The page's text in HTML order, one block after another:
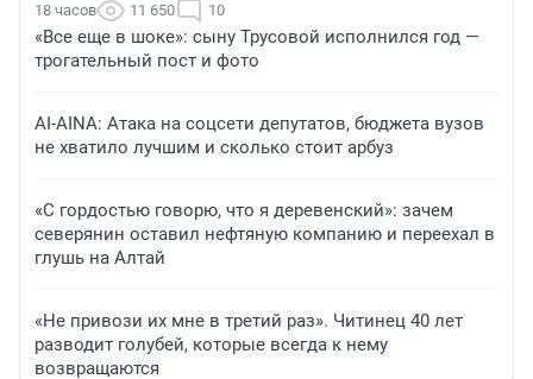
18 часов 11 650 10
«Все еще в шоке»: сыну Трусовой исполнился год —
трогательный пост и фото
AI-AINA: Атака на соцсети депутатов, бюджета вузов
не хватило лучшим и сколько стоит арбуз
«С гордостью говорю, что я деревенский»: зачем
северянин оставил нефтяную компанию и переехал в
глушь на Алтай
«Не привози их мне в третий раз». Читинец 40 лет
разводит голубей, которые всегда к нему
возвращаются